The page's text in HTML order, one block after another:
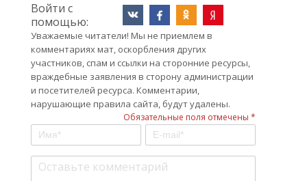
Войти с
помощью:
Уважаемые читатели! Мы не приемлем в
комментариях мат, оскорбления других
участников, спам и ссылки на сторонние ресурсы,
враждебные заявления в сторону администрации
и посетителей ресурса. Комментарии,
нарушающие правила сайта, будут удалены.
Обязательные поля отмечены *